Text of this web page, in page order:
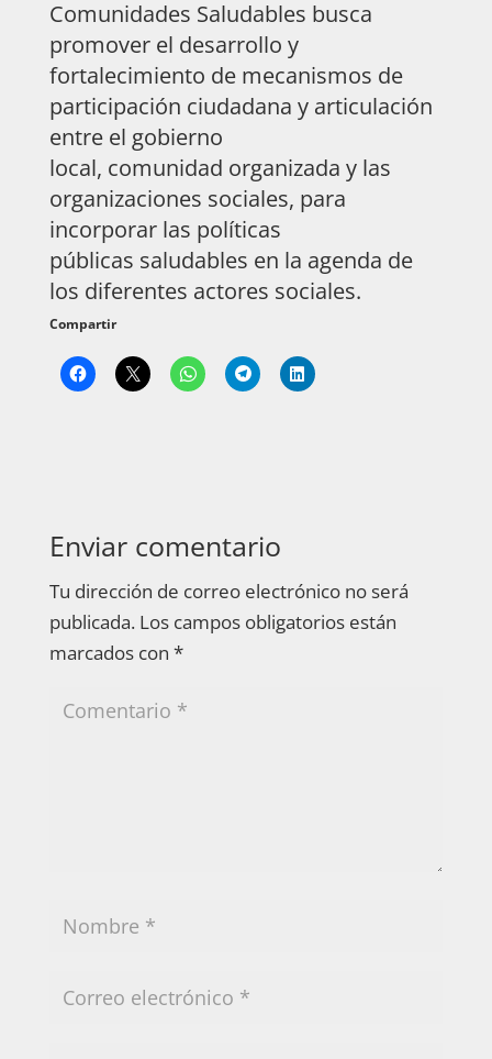
Comunidades Saludables busca
promover el desarrollo y
fortalecimiento de mecanismos de
participación ciudadana y articulación
entre el gobierno
local, comunidad organizada y las
organizaciones sociales, para
incorporar las políticas
públicas saludables en la agenda de
los diferentes actores sociales.
Compartir
Enviar comentario
Tu dirección de correo electrónico no será
publicada. Los campos obligatorios están
marcados con *